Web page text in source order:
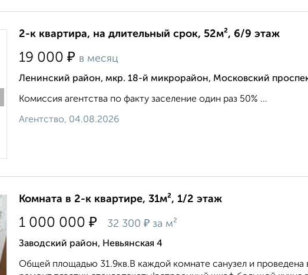
2-к квартира, на длительный срок, 52м², 6/9 этаж
19 000 ₽ в месяц
Ленинский район, мкр. 18-й микрорайон, Московский
Комиссия агентства по факту заселение один раз 50% ...
Агентство, 04.08.2026
Комната в 2-к квартире, 31м², 1/2 этаж
1 000 000 ₽ 32 300 ₽ за м²
Заводский район, Невьянская 4
Общей площадью 31.9кв.В каждой комнате санузел и